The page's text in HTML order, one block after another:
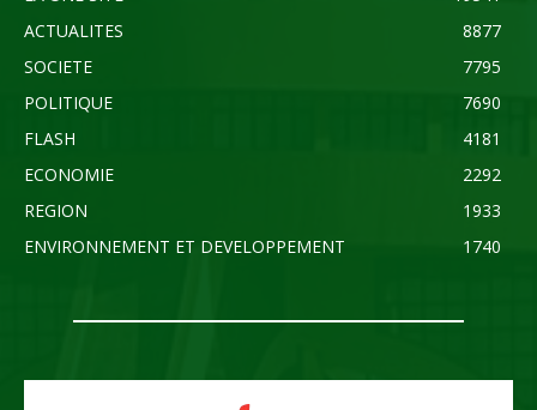
ACTUALITES
8877
SOCIETE
7795
POLITIQUE
7690
FLASH
4181
ECONOMIE
2292
REGION
1933
ENVIRONNEMENT ET DEVELOPPEMENT
1740